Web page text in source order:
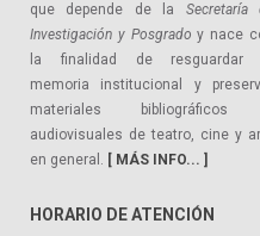
que depende de la Secretaría
Investigación y Posgrado y nace
la finalidad de resguardar
memoria institucional y
materiales
audiovisuales de teatro, cine y
en general. [ MÁS INFO... ]
HORARIO DE ATENCIÓN